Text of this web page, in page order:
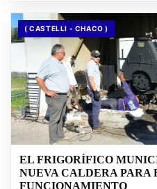
( CASTELLI - CHACO )
EL FRIGORÍFICO
NUEVA CALDERA PARA
FUNCIONAMIENTO